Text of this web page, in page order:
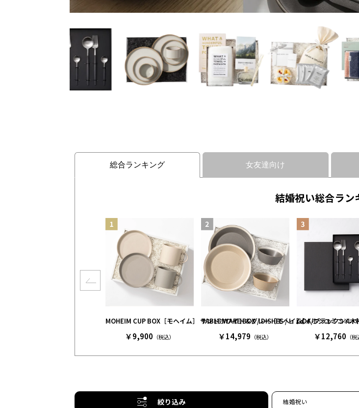
総合ランキング 女友達向け
結婚祝い総合ラン
MOHEIM CUP BOX［モヘイム］ サンドホワイト＆グレー［モヘイム］
￥9,900 （税込）
TABLE WARE BOX / DISHES / L［イイホシユミコ×
￥14,979 （税込）
GOA/ブラックシル
￥12,760 （税
絞り込み 結婚祝い